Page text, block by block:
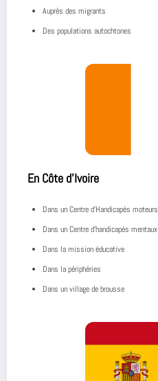
Auprès des migrants
Des populations autochtones
En Côte d’Ivoire
Dans un Centre d’Handicapés moteurs
Dans un Centre d’handicapés mentaux
Dans la mission éducative
Dans la périphéries
Dans un village de brousse